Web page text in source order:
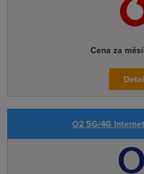
Cena za
O2 5G/4G